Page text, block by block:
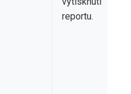
reportu.